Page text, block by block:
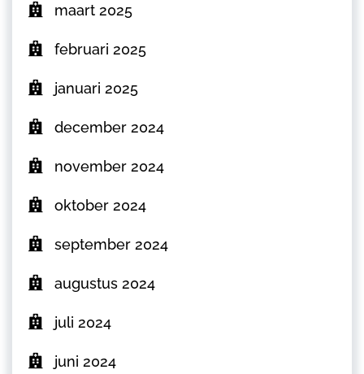
maart 2025
februari 2025
januari 2025
december 2024
november 2024
oktober 2024
september 2024
augustus 2024
juli 2024
juni 2024